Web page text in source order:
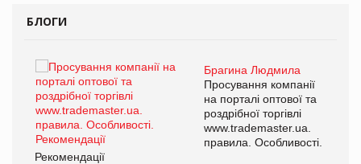
БЛОГИ
Брагина Людмила
Просування компанії
на порталі оптової та
роздрібної торгівлі
www.trademaster.ua.
правила. Особливості.
Рекомендації